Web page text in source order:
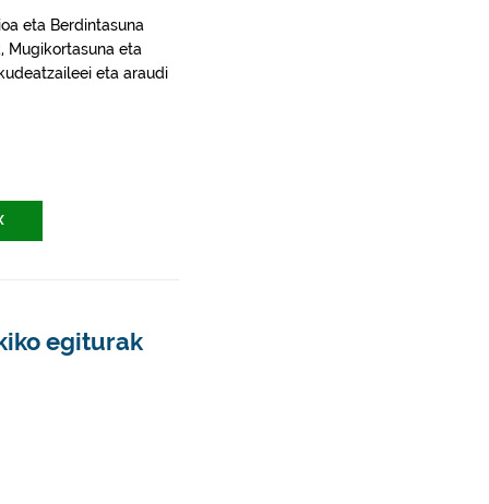
eta Berdintasuna
Mugikortasuna eta
eta araudi
egiturak